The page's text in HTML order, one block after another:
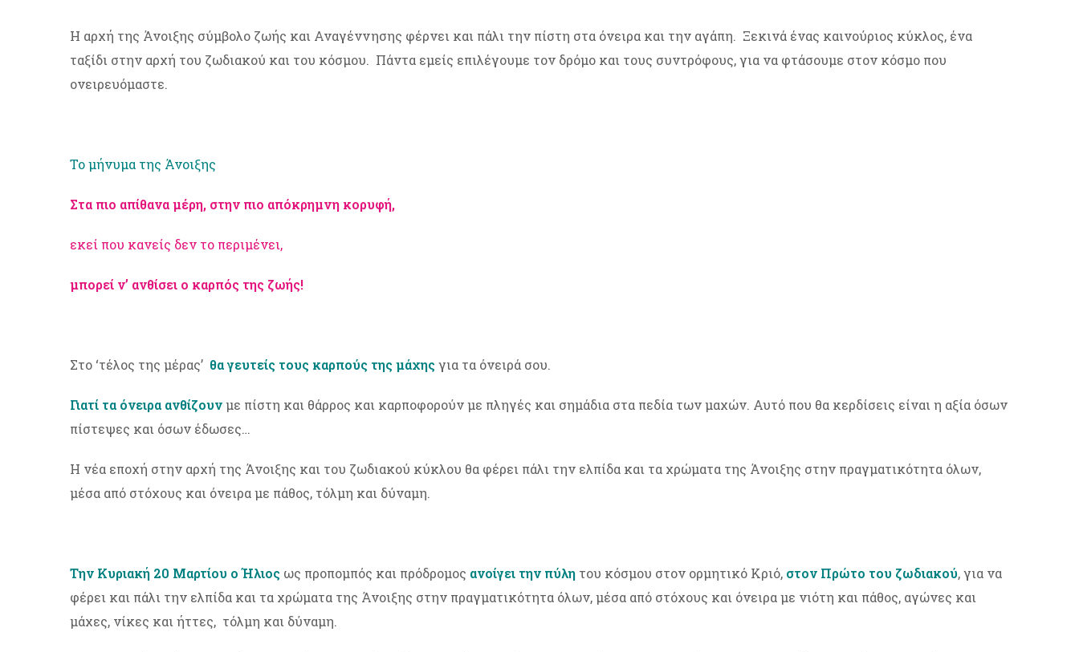
Η αρχή της Άνοιξης σύμβολο ζωής και Αναγέννησης φέρνει και πάλι την πίστη στα όνειρα και την αγάπη. Ξεκινά ένας καινούριος κύκλος, ένα
ταξίδι στην αρχή του ζωδιακού και του κόσμου. Πάντα εμείς επιλέγουμε τον δρόμο και τους συντρόφους, για να φτάσουμε στον κόσμο που
ονειρευόμαστε.
Το μήνυμα της Άνοιξης
Στα πιο απίθανα μέρη, στην πιο απόκρημνη κορυφή,
εκεί που κανείς δεν το περιμένει,
μπορεί ν’ ανθίσει ο καρπός της ζωής!
Στο ‘τέλος της μέρας’ θα γευτείς τους καρπούς της μάχης για τα όνειρά σου.
Γιατί τα όνειρα ανθίζουνμε πίστη και θάρρος και καρποφορούν με πληγές και σημάδια στα πεδία των μαχών. Αυτό που θα κερδίσεις είναι η αξία όσων
πίστεψες και όσων έδωσες…
Η νέα εποχή στην αρχή της Άνοιξης και του ζωδιακού κύκλου θα φέρει πάλι την ελπίδα και τα χρώματα της Άνοιξης στην πραγματικότητα όλων,
μέσα από στόχους και όνειρα με πάθος, τόλμη και δύναμη.
Την Κυριακή 20 Μαρτίου ο Ήλιος ως προπομπός και πρόδρομος ανοίγει την πύλη του κόσμου στον ορμητικό Κριό, στον Πρώτο του ζωδιακού, για να
φέρει και πάλι την ελπίδα και τα χρώματα της Άνοιξης στην πραγματικότητα όλων, μέσα από στόχους και όνειρα με νιότη και πάθος, αγώνες και
μάχες, νίκες και ήττες, τόλμη και δύναμη.